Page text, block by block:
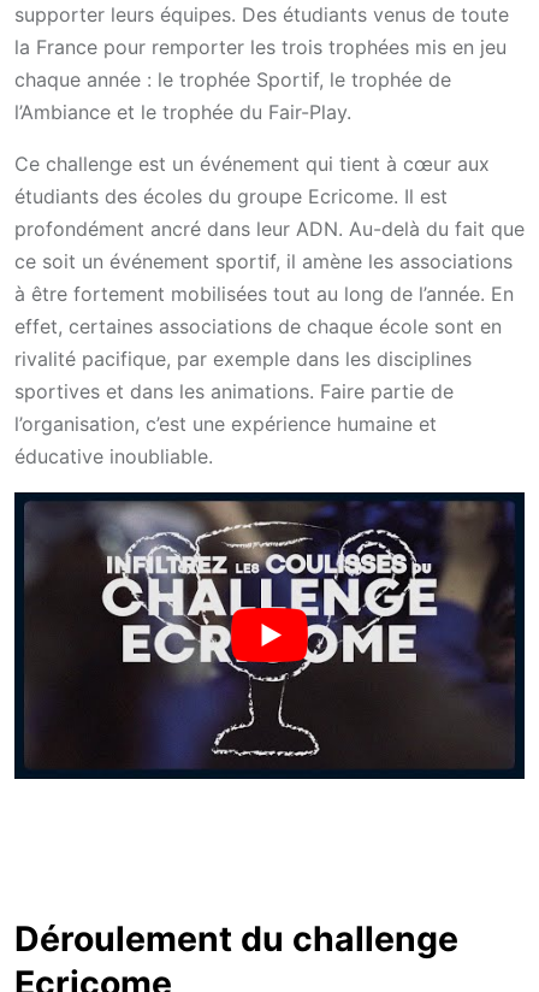
supporter leurs équipes. Des étudiants venus de toute
la France pour remporter les trois trophées mis en jeu
chaque année : le trophée Sportif, le trophée de
l’Ambiance et le trophée du Fair-Play.
Ce challenge est un événement qui tient à cœur aux
étudiants des écoles du groupe Ecricome. Il est
profondément ancré dans leur ADN. Au-delà du fait que
ce soit un événement sportif, il amène les associations
à être fortement mobilisées tout au long de l’année. En
effet, certaines associations de chaque école sont en
rivalité pacifique, par exemple dans les disciplines
sportives et dans les animations. Faire partie de
l’organisation, c’est une expérience humaine et
éducative inoubliable.
Déroulement du challenge
Ecricome